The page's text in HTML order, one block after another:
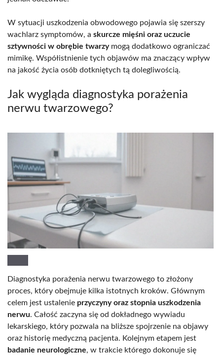
W sytuacji uszkodzenia obwodowego pojawia się szerszy
wachlarz symptomów, a skurcze mięśni oraz uczucie
sztywności w obrębie twarzymogą dodatkowo ograniczać
mimikę. Współistnienie tych objawów ma znaczący wpływ
na jakość życia osób dotkniętych tą dolegliwością.
Jak wygląda diagnostyka porażenia
nerwu twarzowego?
Diagnostyka porażenia nerwu twarzowego to złożony
proces, który obejmuje kilka istotnych kroków. Głównym
celem jest ustalenie przyczyny oraz stopnia uszkodzenia
nerwu. Całość zaczyna się od dokładnego wywiadu
lekarskiego, który pozwala na bliższe spojrzenie na objawy
oraz historię medyczną pacjenta. Kolejnym etapem jest
badanie neurologiczne, w trakcie którego dokonuje się